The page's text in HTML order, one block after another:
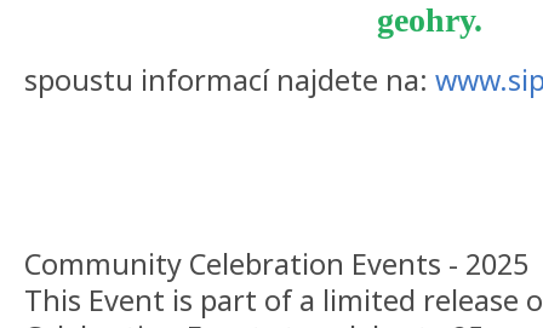
geohry.
spoustu informací najdete na:
Community Celebration Events - 2025
This Event is part of a limited release